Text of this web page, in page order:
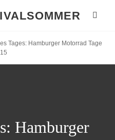
Tages: Hamburger Motorrad Tage
Hamburger